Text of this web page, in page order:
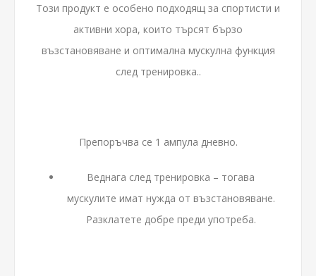
Този продукт е особено подходящ за спортисти и
активни хора, които търсят бързо
възстановяване и оптимална мускулна функция
след тренировка..
Препоръчва се 1 ампула дневно.
Веднага след тренировка – тогава
мускулите имат нужда от възстановяване.
Разклатете добре преди употреба.